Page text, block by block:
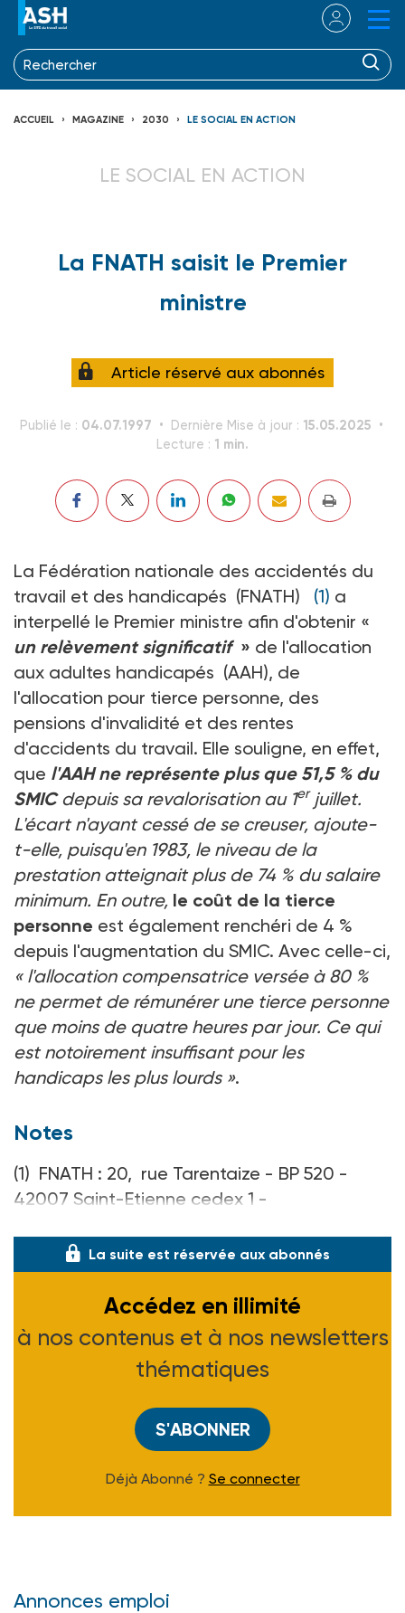
ACCUEIL MAGAZINE 2030 LE SOCIAL EN ACTION
LE SOCIAL EN ACTION
La FNATH saisit le Premier
ministre
Article réservé aux abonnés
Publié le : 04.07.1997 Dernière Mise à jour : 15.05.2025
Lecture : 1 min.
La Fédération nationale des accidentés du
travail et des handicapés (FNATH) (1) a
interpellé le Premier ministre afin d'obtenir «
un relèvement significatif » de l'allocation
aux adultes handicapés (AAH), de
l'allocation pour tierce personne, des
pensions d'invalidité et des rentes
d'accidents du travail. Elle souligne, en effet,
que l'AAH ne représente plus que 51,5 % du
SMICdepuis sa revalorisation au 1erjuillet.
L'écart n'ayant cessé de se creuser, ajoute-
t-elle, puisqu'en 1983, le niveau de la
prestation atteignait plus de 74 % du salaire
minimum. En outre, le coût de la tierce
personne est également renchéri de 4 %
depuis l'augmentation du SMIC. Avec celle-ci,
« l'allocation compensatrice versée à 80 %
ne permet de rémunérer une tierce personne
que moins de quatre heures par jour. Ce qui
est notoirement insuffisant pour les
handicaps les plus lourds ».
Notes
(1) FNATH : 20, rue Tarentaize - BP 520 -
42007 Saint-Etienne cedex 1 -
La suite est réservée aux abonnés
Accédez en illimité
à nos contenus et à nos newsletters
thématiques
S'ABONNER
Déjà Abonné ? Se connecter
Annonces emploi